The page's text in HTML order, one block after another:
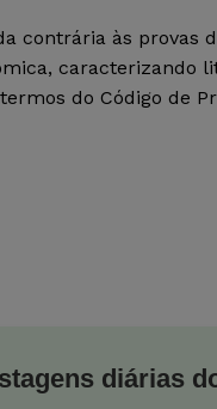
contrária às provas
caracterizando
do Código de
diárias